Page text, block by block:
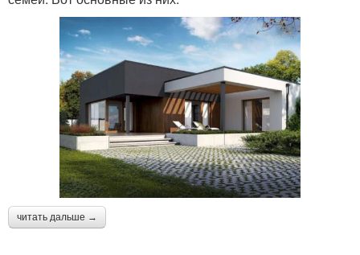
читать дальше →